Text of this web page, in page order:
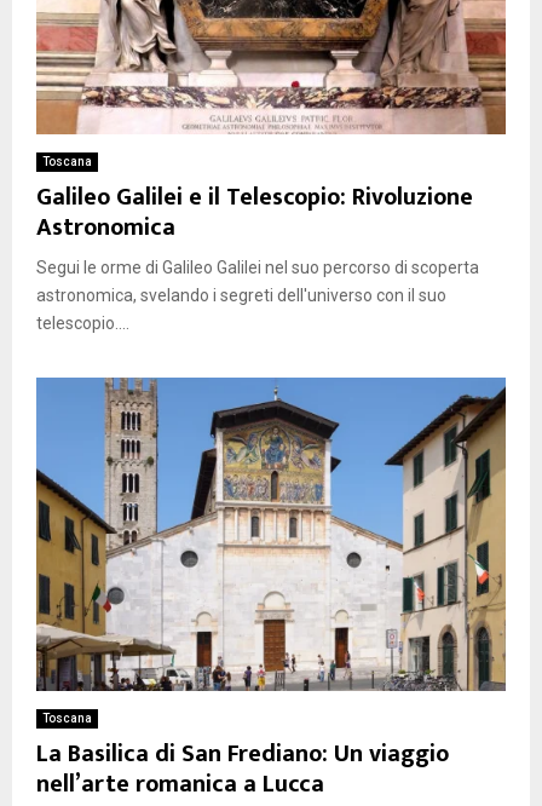
Toscana
Galileo Galilei e il Telescopio: Rivoluzione
Astronomica
Segui le orme di Galileo Galilei nel suo percorso di scoperta
astronomica, svelando i segreti dell'universo con il suo
telescopio....
Toscana
La Basilica di San Frediano: Un viaggio
nell’arte romanica a Lucca